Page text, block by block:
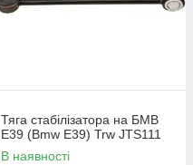
Тяга стабілізатора на БМВ
Е39 (Bmw E39) Trw JTS111
В наявності